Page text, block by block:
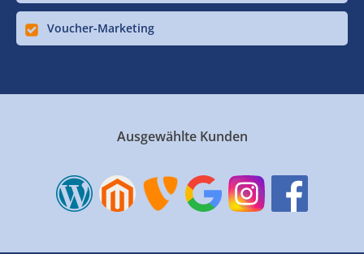
Voucher-Marketing
Ausgewählte Kunden